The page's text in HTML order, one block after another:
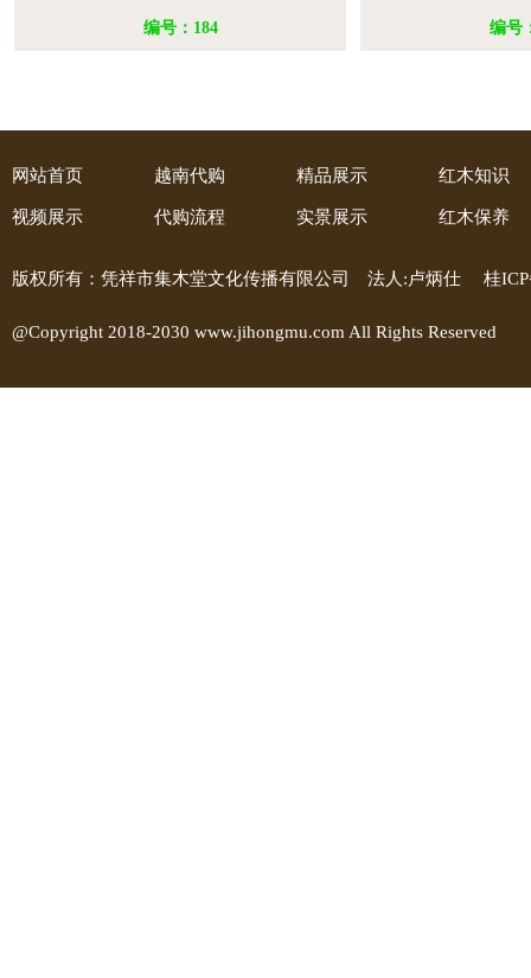
编号：184 编号
网站首页 越南代购 精品展示 红木知识
视频展示 代购流程 实景展示 红木保养
版权所有：凭祥市集木堂文化传播有限公司 法人:卢炳仕 桂
@Copyright 2018-2030 www.jihongmu.com All Rights Reserved